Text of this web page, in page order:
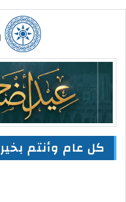
كل عام وأنتم بخير